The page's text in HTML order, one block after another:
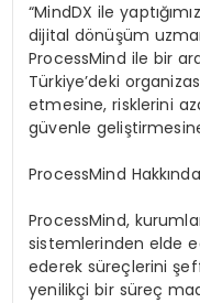
“MindDX ile
dijital dönüşüm
ProcessMind ile bir
Türkiye’deki
etmesine, risklerini
güvenle
ProcessMind Hakkında
ProcessMind,
sistemlerinden elde
ederek süreçlerini
yenilikçi bir süreç